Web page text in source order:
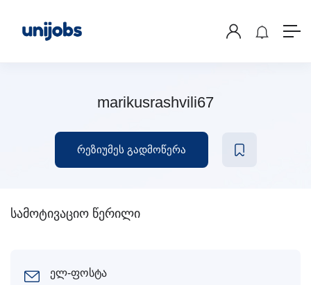
marikusrashvili67
რეზიუმეს გადმოწერა
სამოტივაციო წერილი
ელ-ფოსტა